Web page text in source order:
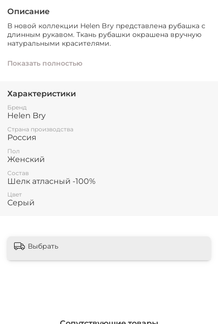
Описание
В новой коллекции Helen Bry представлена рубашка с
длинным рукавом. Ткань рубашки окрашена вручную
натуральными красителями.
Модель свободного кроя, немного удлинённая сзади.
кофе
Состав: 100% атласный шёлк
Размер: 44-46
⠀
Одевайтесь красиво с заботой о своём здоровье
Показать полностью
Характеристики
Бренд
Helen Bry
Страна производства
Россия
Пол
Женский
Состав
Шелк атласный -100%
Цвет
Серый
Выбрать